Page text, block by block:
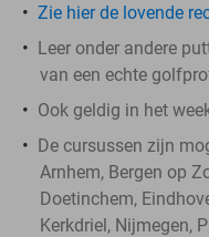
Zie hier de lovende
Leer onder andere
van een echte
Ook geldig in het
De cursussen zijn
Arnhem, Bergen op
Doetinchem,
Kerkdriel, Nijmegen,